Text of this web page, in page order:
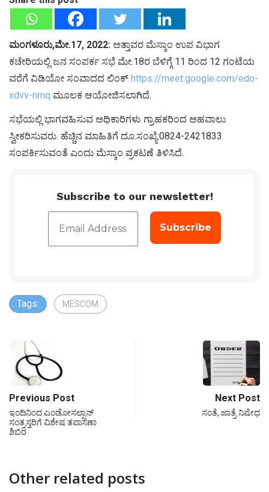
ಮಂಗಳೂರು,ಮೇ.17, 2022: ಅತ್ತಾವರ ಮೆಸ್ಕಾಂ ಉಪ ವಿಭಾಗ
ಕಚೇರಿಯಲ್ಲಿ ಜನ ಸಂಪರ್ಕ ಸಭೆ ಮೇ.18ರ ಬೆಳಿಗ್ಗೆ 11 ರಿಂದ 12 ಗಂಟೆಯ
ವರೆಗೆ ವಿಡಿಯೋ ಸಂವಾದದ ಲಿಂಕ್ https://meet.google.com/edo-
xdvv-nmq ಮೂಲಕ ಆಯೋಜಿಸಲಾಗಿದೆ.
ಸಭೆಯಲ್ಲಿ ಭಾಗವಹಿಸುವ ಅಧಿಕಾರಿಗಳು ಗ್ರಾಹಕರಿಂದ ಅಹವಾಲು
ಸ್ವೀಕರಿಸುವರು. ಹೆಚ್ಚಿನ ಮಾಹಿತಿಗೆ ದೂ.ಸಂಖ್ಯೆ:0824-2421833
ಸಂಪರ್ಕಿಸುವಂತೆ ಎಂದು ಮೆಸ್ಕಾಂ ಪ್ರಕಟಣೆ ತಿಳಿಸಿದೆ.
Subscribe to our newsletter!
Tags: MESCOM
Previous Post
ಇಂದಿನಿಂದ ಎಂಡೋಸಲ್ಫಾನ್
ಸಂತ್ರಸ್ತರಿಗೆ ವಿಶೇಷ ತಪಾಸಣಾ
ಶಿಬಿರ
Next Post
ಸಂತೆ, ಜಾತ್ರೆ ನಿಷೇಧ
Other related posts